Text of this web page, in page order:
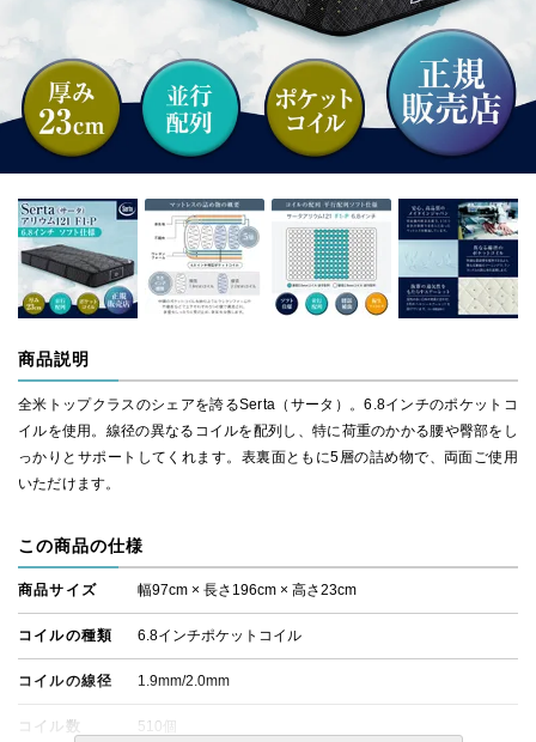
商品説明
全米トップクラスのシェアを誇るSerta（サータ）。6.8インチのポケットコ
イルを使用。線径の異なるコイルを配列し、特に荷重のかかる腰や臀部をし
っかりとサポートしてくれます。表裏面ともに5層の詰め物で、両面ご使用
いただけます。
この商品の仕様
商品サイズ 幅97cm × 長さ196cm × 高さ23cm
コイルの種類 6.8インチポケットコイル
コイルの線径 1.9mm/2.0mm
コイル数 510個